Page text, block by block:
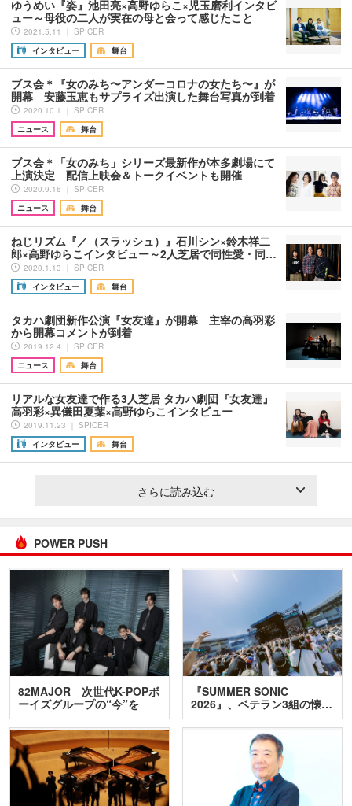
ゆうめい『姿』池田亮×高野ゆらこ×児玉磨利インタビ
ュー～母役の二人が実在の母と会って感じたこと
2021.5.11 ｜ SPICER
インタビュー
舞台
ブス会＊『女のみち〜アンダーコロナの女たち〜』が
開幕 安藤玉恵もサプライズ出演した舞台写真が到着
2020.10.1 ｜ SPICER
ニュース
舞台
ブス会＊「女のみち」シリーズ最新作が本多劇場にて
上演決定 配信上映会＆トークイベントも開催
2020.9.16 ｜ SPICER
ニュース
舞台
ねじリズム『／（スラッシュ）』石川シン×鈴木祥二
郎×高野ゆらこインタビュー～2人芝居で同性愛・同…
2020.1.13 ｜ SPICER
インタビュー
舞台
タカハ劇団新作公演『女友達』が開幕 主宰の高羽彩
から開幕コメントが到着
2019.12.4 ｜ SPICER
ニュース
舞台
リアルな女友達で作る3人芝居 タカハ劇団『女友達』
高羽彩×異儀田夏葉×高野ゆらこインタビュー
2019.11.23 ｜ SPICER
インタビュー
舞台
さらに読み込む
POWER PUSH
82MAJOR 次世代K-POPボ
ーイズグループの“今”を
訊…
『SUMMER SONIC
2026』、ベテラン3組の懐…